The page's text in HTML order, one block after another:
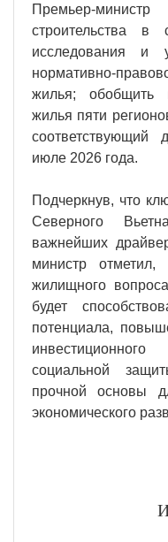
Премьер-
строительства в
исследования и
нормативно-
жилья; обобщить
жилья пяти
соответствующий
июле 2026 года.
Подчеркнув, что
Северного
важнейших
министр
жилищного
будет
потенциала,
социальной
прочной основы
экономического